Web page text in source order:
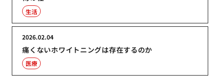
生活
痛くないホワイトニングは存在するのか
2026.02.04
医療